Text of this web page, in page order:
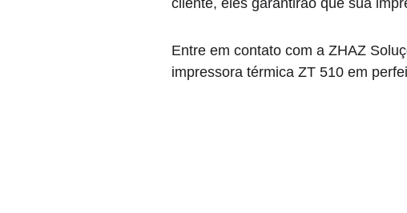
cliente, eles garantirão que sua
Entre em contato com a ZHAZ
impressora térmica ZT 510 em